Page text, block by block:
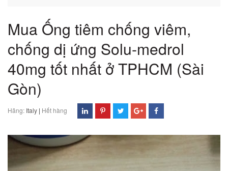
Mua Ống tiêm chống viêm,
chống dị ứng Solu-medrol
40mg tốt nhất ở TPHCM (Sài
Gòn)
Hãng: Italy | Hết hàng